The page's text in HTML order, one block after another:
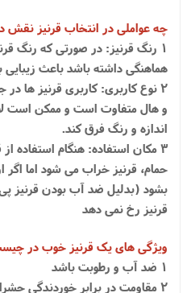
چه عواملی در انتخاب قرنیز نقش
1 رنگ قرنیز: در صورتی که رنگ
هماهنگی داشته باشد باعث
2 نوع کاربری: کاربری قرنیز ها
و هال متفاوت است و ممکن است
اندازه و رنگ فرق کند.
3 مکان استفاده: هنگام استفاده
حمام، قرنیز خراب می شود اما
بشود (بدلیل ضد آب بودن قرنیز
قرنیز رخ نمی دهد
ویژگی های یک قرنیز خوب در
1 ضد آب و رطوبت باشد
2 مقاومت در برابر خوردندگی حشرات داشته باشد